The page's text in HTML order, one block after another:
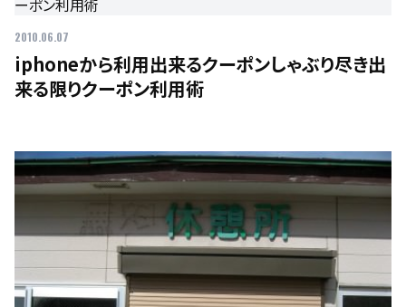
2010.06.07
iphoneから利用出来るクーポンしゃぶり尽き出
来る限りクーポン利用術